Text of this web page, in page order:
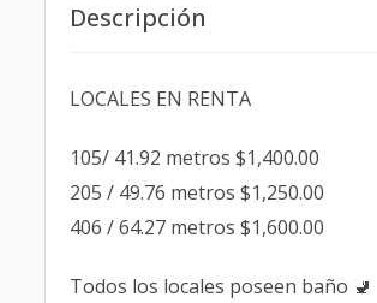
Descripción
LOCALES EN RENTA
105/ 41.92 metros $1,400.00
205 / 49.76 metros $1,250.00
406 / 64.27 metros $1,600.00
Todos los locales poseen baño 🚽